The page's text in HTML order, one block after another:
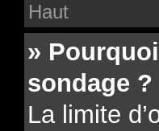
Haut
»
sondage ?
La limite